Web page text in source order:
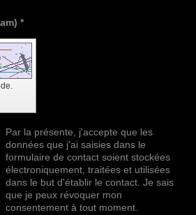
Captcha (code anti-spam) *
Par la présente, j'accepte que les
données que j'ai saisies dans le
formulaire de contact soient stockées
électroniquement, traitées et utilisées
dans le but d'établir le contact. Je sais
que je peux révoquer mon
consentement à tout moment.